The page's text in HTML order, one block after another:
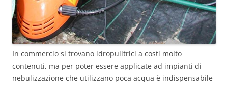
In commercio si trovano idropulitrici a costi molto
contenuti, ma per poter essere applicate ad impianti di
nebulizzazione che utilizzano poca acqua è indispensabile